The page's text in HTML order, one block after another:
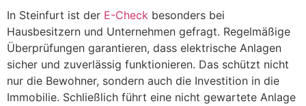
In Steinfurt ist der E-Check besonders bei
Hausbesitzern und Unternehmen gefragt. Regelmäßige
Überprüfungen garantieren, dass elektrische Anlagen
sicher und zuverlässig funktionieren. Das schützt nicht
nur die Bewohner, sondern auch die Investition in die
Immobilie. Schließlich führt eine nicht gewartete Anlage